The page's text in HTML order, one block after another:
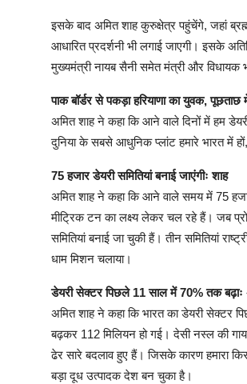
इसके बाद अमित शाह कुरुक्षेत्र पहुंचेंगे, जहां
आधारित प्रदर्शनी भी लगाई जाएगी। इसके
मुख्यमंत्री नायब सैनी समेत मंत्री और
पाक बॉर्डर से पकड़ा हरियाणा का युवक,
अमित शाह ने कहा कि आने वाले दिनों में हम
दुनिया के सबसे आधुनिक प्लांट हमारे भारत में
75 हजार डेयरी समितियां बनाई जाएंगीः शाह
अमित शाह ने कहा कि आने वाले समय में 75
मीट्रिक टन का लक्ष्य लेकर चल रहे हैं। जब
समितियां बनाई जा चुकी हैं। तीन समितियां
धाम मिशन चलाया।
डेयरी सेक्टर पिछले 11 साल में 70% तक बढ़ाः
अमित शाह ने कहा कि भारत का डेयरी सेक्टर
बढ़कर 112 मिलियन हो गई। देसी नस्ल की
ढेर सारे बदलाव हुए हैं। जिसके कारण हमारा
बड़ा दूध उत्पादक देश बन चुका है।